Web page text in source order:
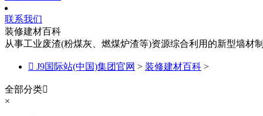
联系我们
装修建材百科
从事工业废渣(粉煤灰、燃煤炉渣等)资源综合利用的新型墙材
 J9国际站(中国)集团官网 > 装修建材百科 >
全部分类
×